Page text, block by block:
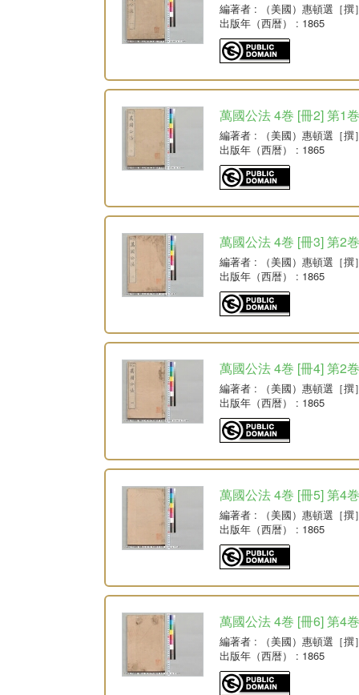
編著者 : （美國）惠頓選［撰
出版年（西暦）
: 1865
萬國公法 4巻 [冊2] 第1
編著者 : （美國）惠頓選［撰
出版年（西暦）
: 1865
萬國公法 4巻 [冊3] 第2
編著者 : （美國）惠頓選［撰
出版年（西暦）
: 1865
萬國公法 4巻 [冊4] 第2
編著者 : （美國）惠頓選［撰
出版年（西暦）
: 1865
萬國公法 4巻 [冊5] 第4
編著者 : （美國）惠頓選［撰
出版年（西暦）
: 1865
萬國公法 4巻 [冊6] 第4
編著者 : （美國）惠頓選［撰
出版年（西暦）
: 1865